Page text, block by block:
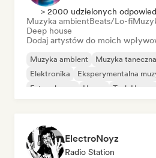
> 2000 udzielonych
Muzyka ambientBeats/Lo-fi
Deep house
Dodaj artystów do moich
Muzyka ambient Muzyka taneczna
Elektronika
Eksperymentalna
Future house
House Tech House
ElectroNoyz
Radio Station